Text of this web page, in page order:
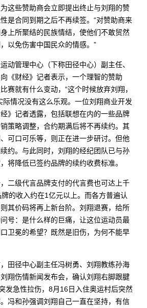
这些赞助商会立即提出终止与刘翔的赞
是合同到期之后不再续签。“对赞助商来
上所聚结的民族情结，使他们不敢贸然
以免伤害中国民众的情感。”
动管理中心（下称田径中心）副主任、
《财经》记者表示，一个理智的赞助
赛就有什么变动，“这个时候放弃刘翔，
际情况没有这么乐观。一位刘翔商业开发
》记者透露，包括联想在内的一些品牌
策略调整，合约期满后将不再续约。其
可口可乐等，则正在进一步研讨。但他
约。与此同时，刘翔的经纪团队已与孙
将降低已签约品牌的续约收费标准。
二级代言品牌支付的代言费也可达上千
的收入约在1亿元以上。而各方普遍认
其价码将再上新台阶。刘翔退赛，给所
号：是什么样的巨痛，让这位运动员最
卫冕的希望？既然是旧伤，为何不能早
田径中心副主任冯树勇、刘翔教练孙海
翔伤情新闻发布会，确认刘翔右脚跟腱
发急性拉伤，8月16日入住奥运村后突然
冯和孙强调刘翔自己一直在坚持，有信